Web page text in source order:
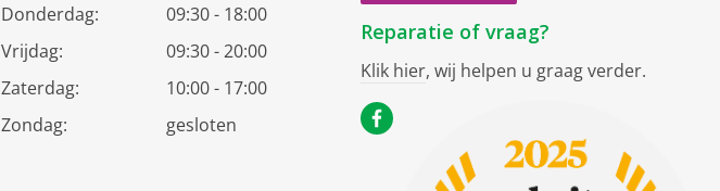
Donderdag:
09:30 - 18:00
Vrijdag:
09:30 - 20:00
Zaterdag:
10:00 - 17:00
Zondag:
gesloten
Reparatie of vraag?
Klik hier, wij helpen u graag verder.